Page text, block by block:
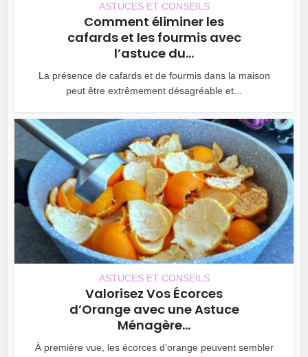
ASTUCES ET CONSEILS
Comment éliminer les
cafards et les fourmis avec
l’astuce du...
La présence de cafards et de fourmis dans la maison
peut être extrêmement désagréable et...
ASTUCES ET CONSEILS
Valorisez Vos Écorces
d’Orange avec une Astuce
Ménagère...
À première vue, les écorces d’orange peuvent sembler